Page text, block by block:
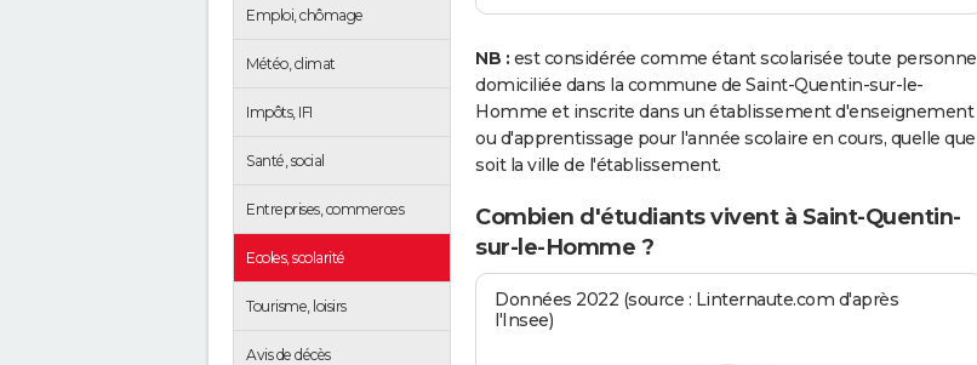
Emploi, chômage
Météo, climat
Impôts, IFI
Santé, social
Entreprises, commerces
Ecoles, scolarité
Tourisme, loisirs
Avis de décès
NB : est considérée comme étant scolarisée toute personne
domiciliée dans la commune de Saint-Quentin-sur-le-
Homme et inscrite dans un établissement d'enseignement
ou d'apprentissage pour l'année scolaire en cours, quelle que
soit la ville de l'établissement.
Combien d'étudiants vivent à Saint-Quentin-
sur-le-Homme ?
Données 2022 (source : Linternaute.com d'après
l'Insee)